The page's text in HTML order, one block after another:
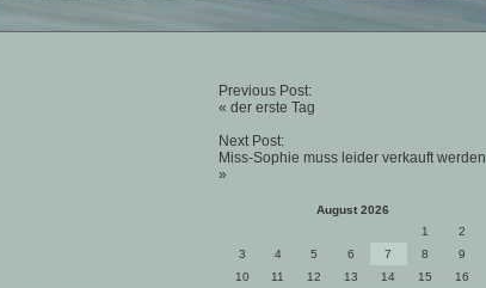
Previous Post:
« der erste Tag
Next Post:
Miss-Sophie muss leider verkauft werden
»
August 2026
1
2
3
4 5 6 7 8
9
10
11 12 13 14 15
16